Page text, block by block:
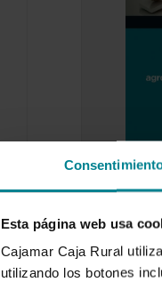
Esta página web usa
Cajamar Caja Rural
utilizando los botones
(2011/
25 de